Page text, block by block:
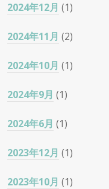
2024年12月 (1)
2024年11月 (2)
2024年10月 (1)
2024年9月 (1)
2024年6月 (1)
2023年12月 (1)
2023年10月 (1)